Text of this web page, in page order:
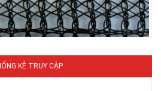
PHƠI NÔNG SẢN
KÊ TRUY CẬP